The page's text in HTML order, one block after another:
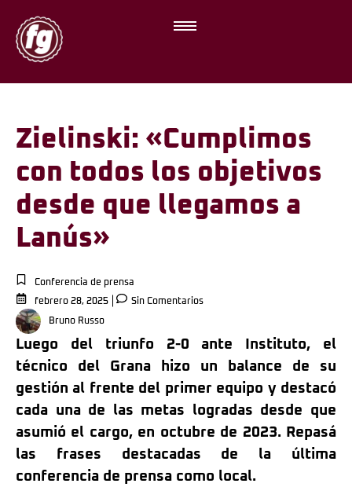
Zielinski: «Cumplimos
con todos los objetivos
desde que llegamos a
Lanús»
Conferencia de prensa
febrero 28, 2025
Sin Comentarios
Bruno Russo
Luego del triunfo 2-0 ante Instituto, el
técnico del Grana hizo un balance de su
gestión al frente del primer equipo y destacó
cada una de las metas logradas desde que
asumió el cargo, en octubre de 2023. Repasá
las frases destacadas de la última
conferencia de prensa como local.